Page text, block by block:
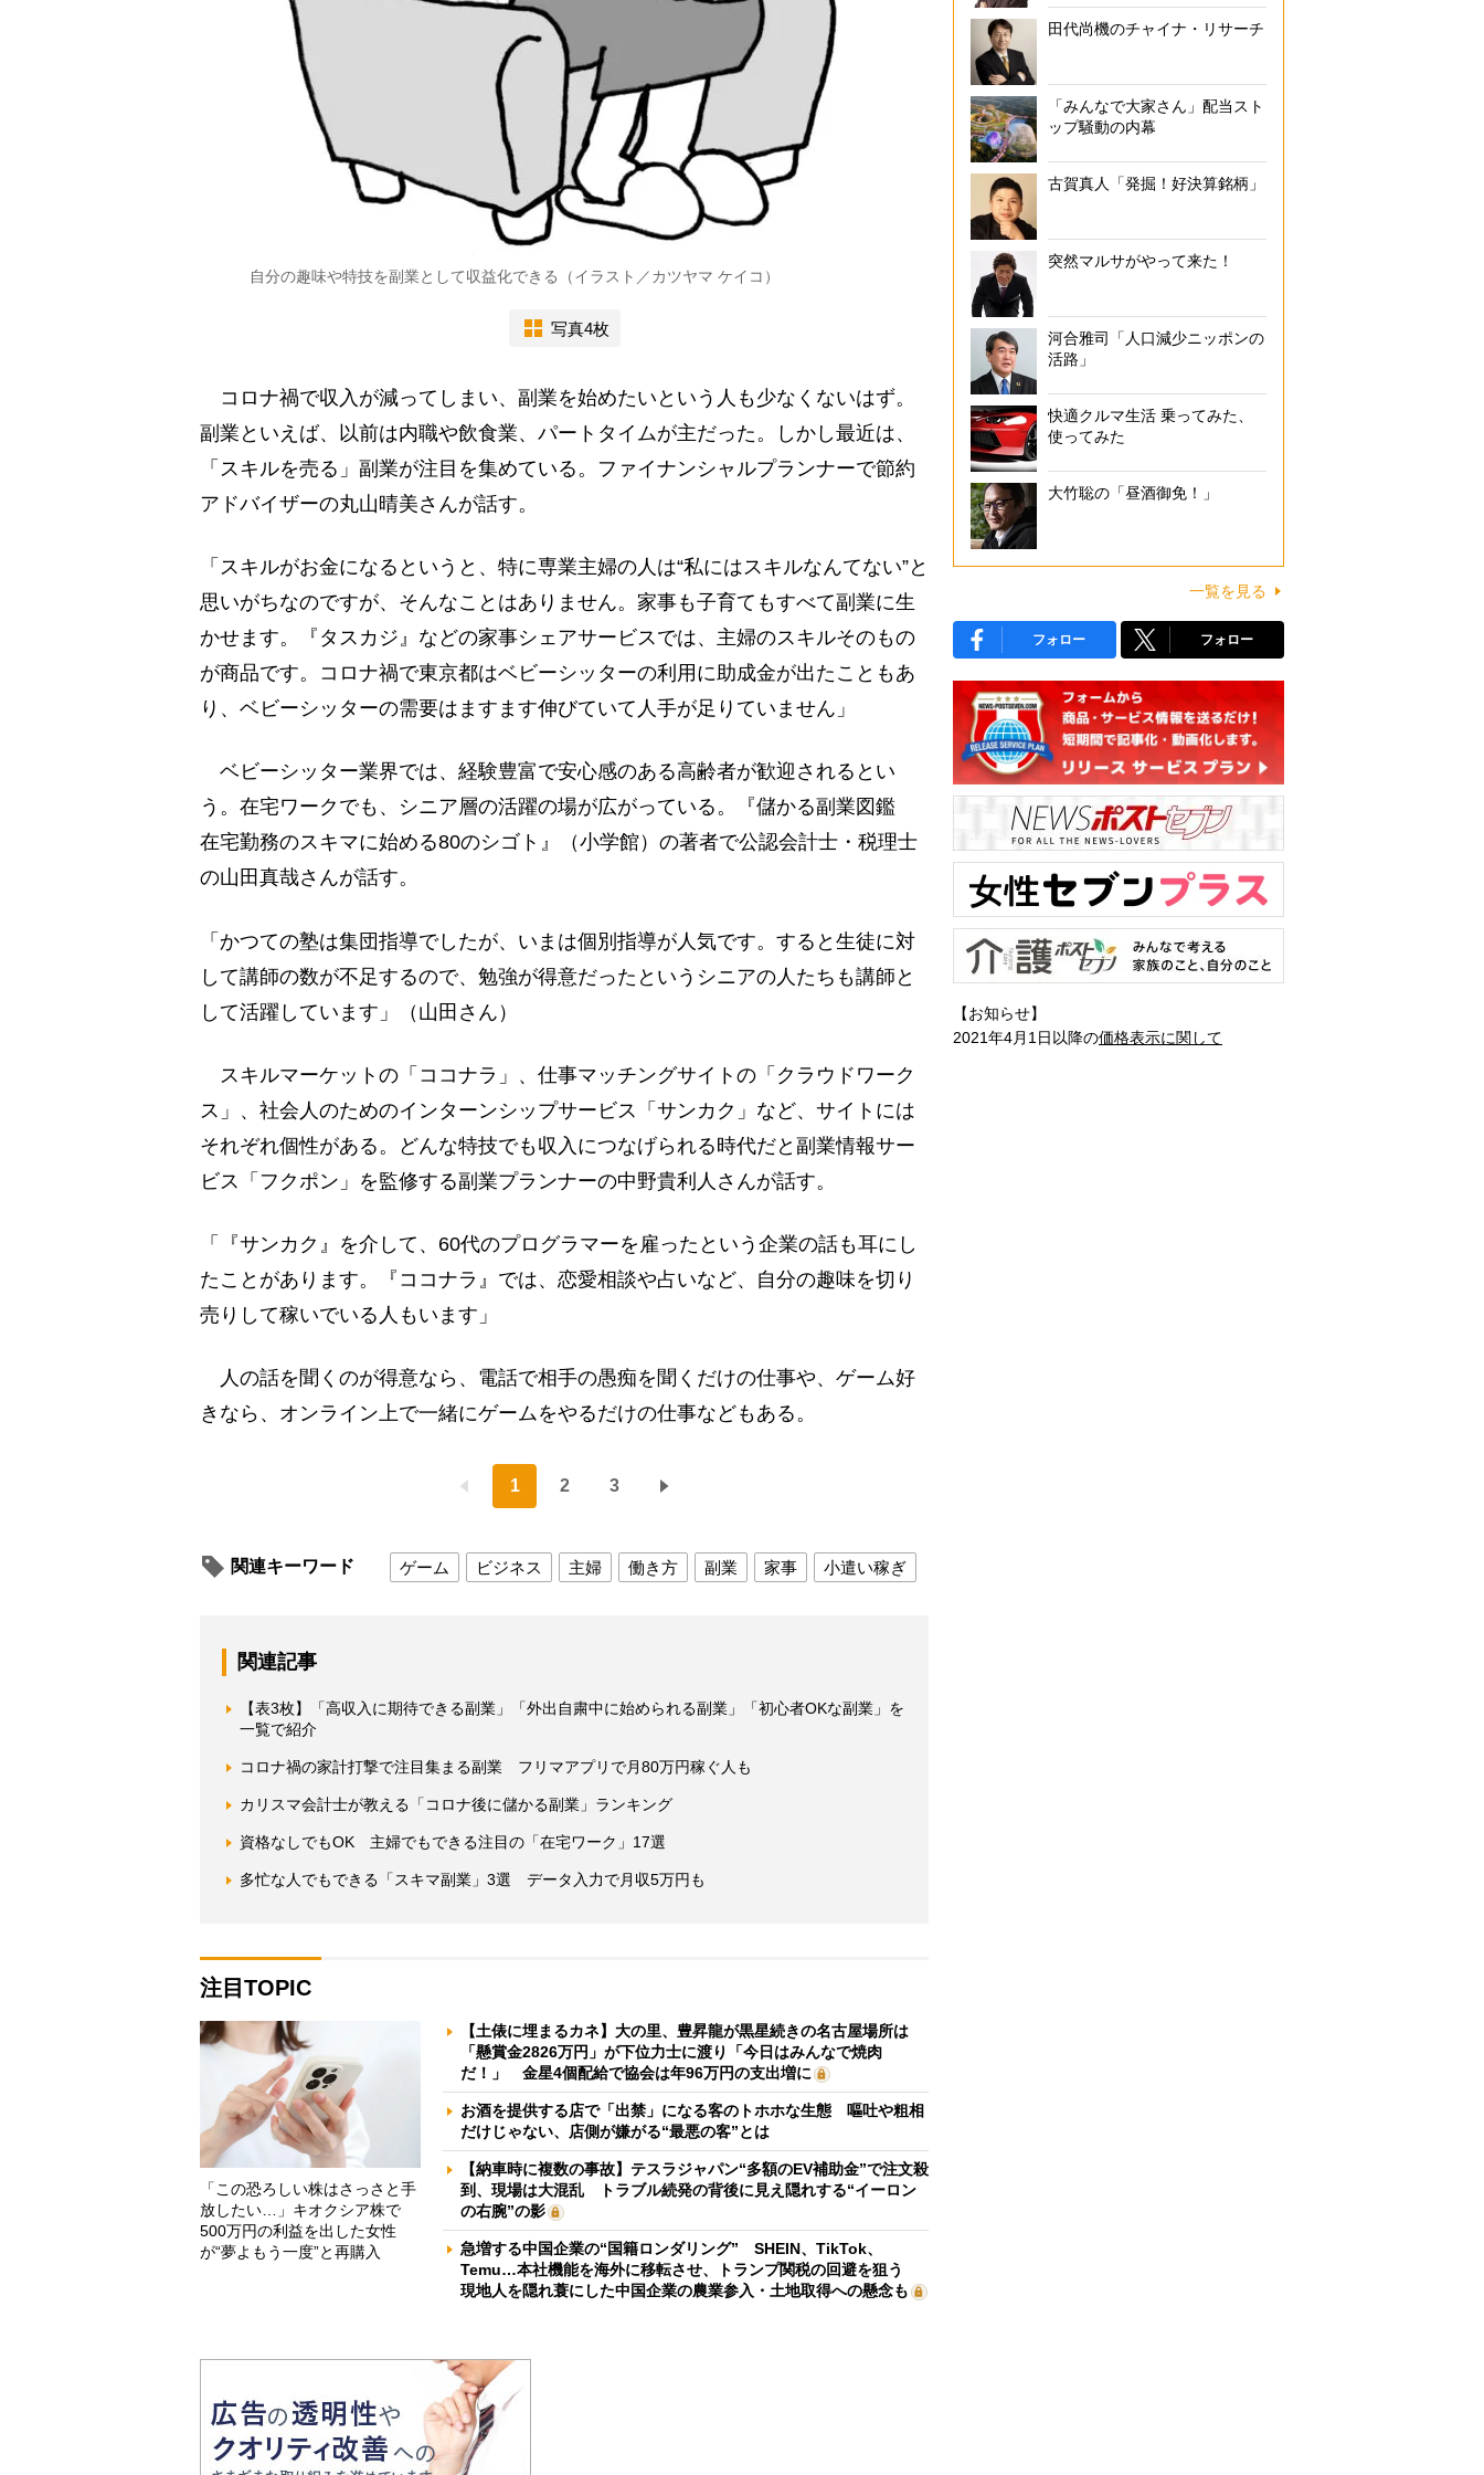
自分の趣味や特技を副業として収益化できる（イラスト／カツヤマ ケイコ）
写真4枚
コロナ禍で収入が減ってしまい、副業を始めたいという人も少なくないはず。
副業といえば、以前は内職や飲食業、パートタイムが主だった。しかし最近は、
「スキルを売る」副業が注目を集めている。ファイナンシャルプランナーで節約
アドバイザーの丸山晴美さんが話す。
「スキルがお金になるというと、特に専業主婦の人は“私にはスキルなんてない”と
思いがちなのですが、そんなことはありません。家事も子育てもすべて副業に生
かせます。『タスカジ』などの家事シェアサービスでは、主婦のスキルそのもの
が商品です。コロナ禍で東京都はベビーシッターの利用に助成金が出たこともあ
り、ベビーシッターの需要はますます伸びていて人手が足りていません」
ベビーシッター業界では、経験豊富で安心感のある高齢者が歓迎されるとい
う。在宅ワークでも、シニア層の活躍の場が広がっている。『儲かる副業図鑑
在宅勤務のスキマに始める80のシゴト』（小学館）の著者で公認会計士・税理士
の山田真哉さんが話す。
「かつての塾は集団指導でしたが、いまは個別指導が人気です。すると生徒に対
して講師の数が不足するので、勉強が得意だったというシニアの人たちも講師と
して活躍しています」（山田さん）
スキルマーケットの「ココナラ」、仕事マッチングサイトの「クラウドワーク
ス」、社会人のためのインターンシップサービス「サンカク」など、サイトには
それぞれ個性がある。どんな特技でも収入につなげられる時代だと副業情報サー
ビス「フクポン」を監修する副業プランナーの中野貴利人さんが話す。
「『サンカク』を介して、60代のプログラマーを雇ったという企業の話も耳にし
たことがあります。『ココナラ』では、恋愛相談や占いなど、自分の趣味を切り
売りして稼いでいる人もいます」
人の話を聞くのが得意なら、電話で相手の愚痴を聞くだけの仕事や、ゲーム好
きなら、オンライン上で一緒にゲームをやるだけの仕事などもある。
1 2 3
関連キーワード ゲーム ビジネス 主婦 働き方 副業 家事 小遣い稼ぎ
関連記事
【表3枚】「高収入に期待できる副業」「外出自粛中に始められる副業」「初心者OKな副業」を
一覧で紹介
コロナ禍の家計打撃で注目集まる副業 フリマアプリで月80万円稼ぐ人も
カリスマ会計士が教える「コロナ後に儲かる副業」ランキング
資格なしでもOK 主婦でもできる注目の「在宅ワーク」17選
多忙な人でもできる「スキマ副業」3選 データ入力で月収5万円も
注目TOPIC
「この恐ろしい株はさっさと手
放したい…」キオクシア株で
500万円の利益を出した女性
が“夢よもう一度”と再購入
【土俵に埋まるカネ】大の里、豊昇龍が黒星続きの名古屋場所は
「懸賞金2826万円」が下位力士に渡り「今日はみんなで焼肉
だ！」 金星4個配給で協会は年96万円の支出増に
お酒を提供する店で「出禁」になる客のトホホな生態 嘔吐や粗相
だけじゃない、店側が嫌がる“最悪の客”とは
【納車時に複数の事故】テスラジャパン“多額のEV補助金”で注文殺
到、現場は大混乱 トラブル続発の背後に見え隠れする“イーロン
の右腕”の影
急増する中国企業の“国籍ロンダリング” SHEIN、TikTok、
Temu…本社機能を海外に移転させ、トランプ関税の回避を狙う
現地人を隠れ蓑にした中国企業の農業参入・土地取得への懸念も
田代尚機のチャイナ・リサーチ
「みんなで大家さん」配当スト
ップ騒動の内幕
古賀真人「発掘！好決算銘柄」
突然マルサがやって来た！
河合雅司「人口減少ニッポンの
活路」
快適クルマ生活 乗ってみた、
使ってみた
大竹聡の「昼酒御免！」
一覧を見る
フォロー フォロー
【お知らせ】
2021年4月1日以降の価格表示に関して